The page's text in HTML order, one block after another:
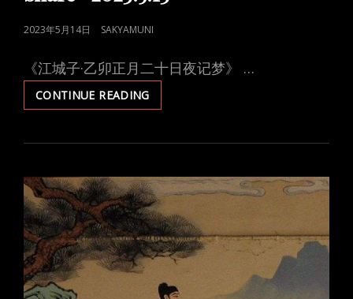
POSTED
2023年5月14日 SAKYAMUNI
《江城子·乙卯正月二十日夜记梦》 …
CONTINUE READINGSHARE-
2023.5.13